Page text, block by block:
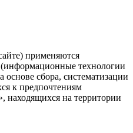
применяются
(информационные технологии
сбора, систематизации
к предпочтениям
находящихся на территории